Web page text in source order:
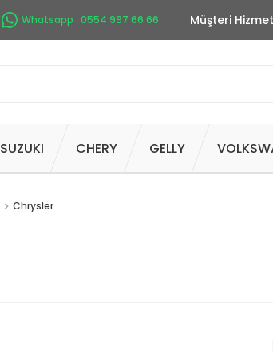
Whatsapp : 0554 997 66 66 Müşteri
SUZUKI CHERY GELLY
Chrysler